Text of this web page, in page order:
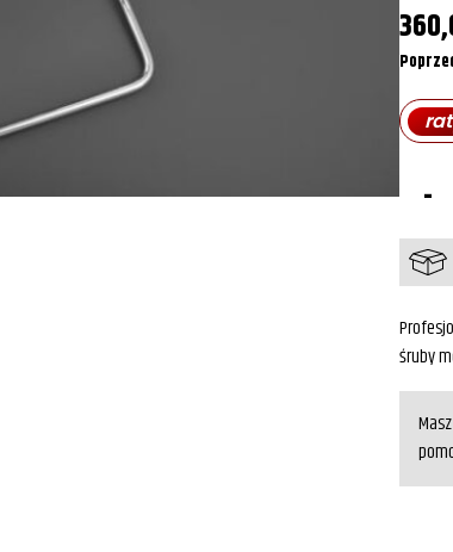
śruby